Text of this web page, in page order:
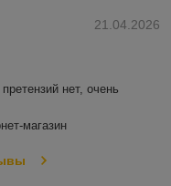
21.04.2026
нет, очень
магазин